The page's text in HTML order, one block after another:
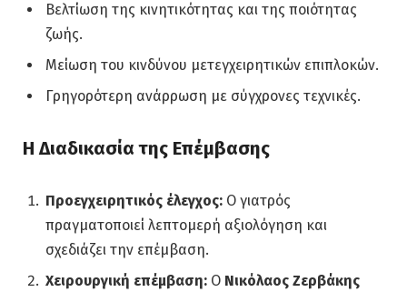
Βελτίωση της κινητικότητας και της ποιότητας
ζωής.
Μείωση του κινδύνου μετεγχειρητικών επιπλοκών.
Γρηγορότερη ανάρρωση με σύγχρονες τεχνικές.
Η Διαδικασία της Επέμβασης
Προεγχειρητικός έλεγχος: Ο γιατρός
πραγματοποιεί λεπτομερή αξιολόγηση και
σχεδιάζει την επέμβαση.
Χειρουργική επέμβαση: Ο Νικόλαος Ζερβάκης